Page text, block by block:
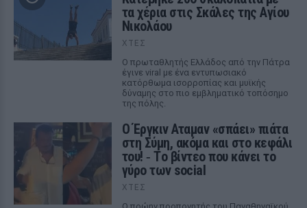
τα χέρια στις Σκάλες της Αγίου
Νικολάου
ΧΤΕΣ
Ο πρωταθλητής Ελλάδος από την Πάτρα
έγινε viral με ένα εντυπωσιακό
κατόρθωμα ισορροπίας και μυϊκής
δύναμης στο πιο εμβληματικό τοπόσημο
της πόλης.
Ο Έργκιν Αταμαν «σπάει» πιάτα
στη Σύμη, ακόμα και στο κεφάλι
του! ‑ Tο βίντεο που κάνει το
γύρο των social
ΧΤΕΣ